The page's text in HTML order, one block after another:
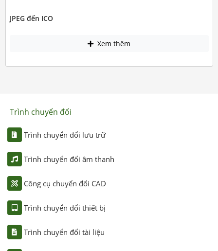
JPEG đến ICO
Xem thêm
Trình chuyển đổi
Trình chuyển đổi lưu trữ
Trình chuyển đổi âm thanh
Công cụ chuyển đổi CAD
Trình chuyển đổi thiết bị
Trình chuyển đổi tài liệu